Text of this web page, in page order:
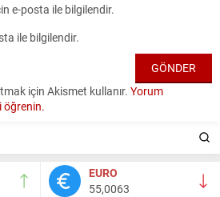
EURO
55,0063
e-posta ile bilgilendir.
ile bilgilendir.
için Akismet kullanır. Yorum
öğrenin.